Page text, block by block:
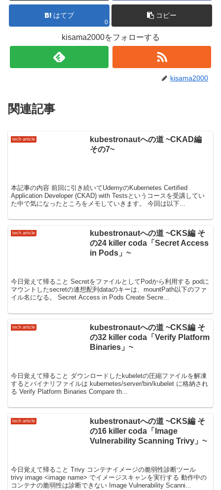
はてブ
0
コピー
kisama2000をフォローする
kisama2000
関連記事
tech article
kubestronautへの道 ~CKAD編
その7~
本記事の内容 前回に引き続いてUdemyのKubernetes Certified
Application Developer (CKAD) with Testsというコースを受講してい
た中で気になったところをメモしていきます。 今回は以下...
tech article
kubestronautへの道 ~CKS編 そ
の24 killer coda「Secret Access
in Pods」~
今日覚えて帰ること SecretをファイルとしてPodから利用する podに
マウントしたsecretの連想配列dataのキーは、mountPath以下のファ
イル名になる。 Secret Access in Pods Create Secre...
tech article
kubestronautへの道 ~CKS編 そ
の32 killer coda「Verify Platform
Binaries」~
今日覚えて帰ること ダウンロードしたkubeletの圧縮ファイルを解凍
するとバイナリファイルは kubernetes/server/bin/kubelet に格納され
る Verify Platform Binaries Compare th...
tech article
kubestronautへの道 ~CKS編 そ
の16 killer coda「Image
Vulnerability Scanning Trivy」~
今日覚えて帰ること Trivy コンテナイメージの脆弱性診断ツール
trivy image <image name> でイメージスキャンを実行する 動作中の
コンテナの脆弱性は診断できない Image Vulnerability Scanni...